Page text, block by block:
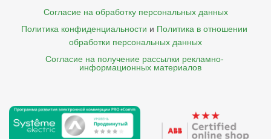
Согласие на обработку персональных данных
Политика конфиденциальности и Политика в отношении
обработки персональных данных
Согласие на получение рассылки рекламно-
    информационных материалов